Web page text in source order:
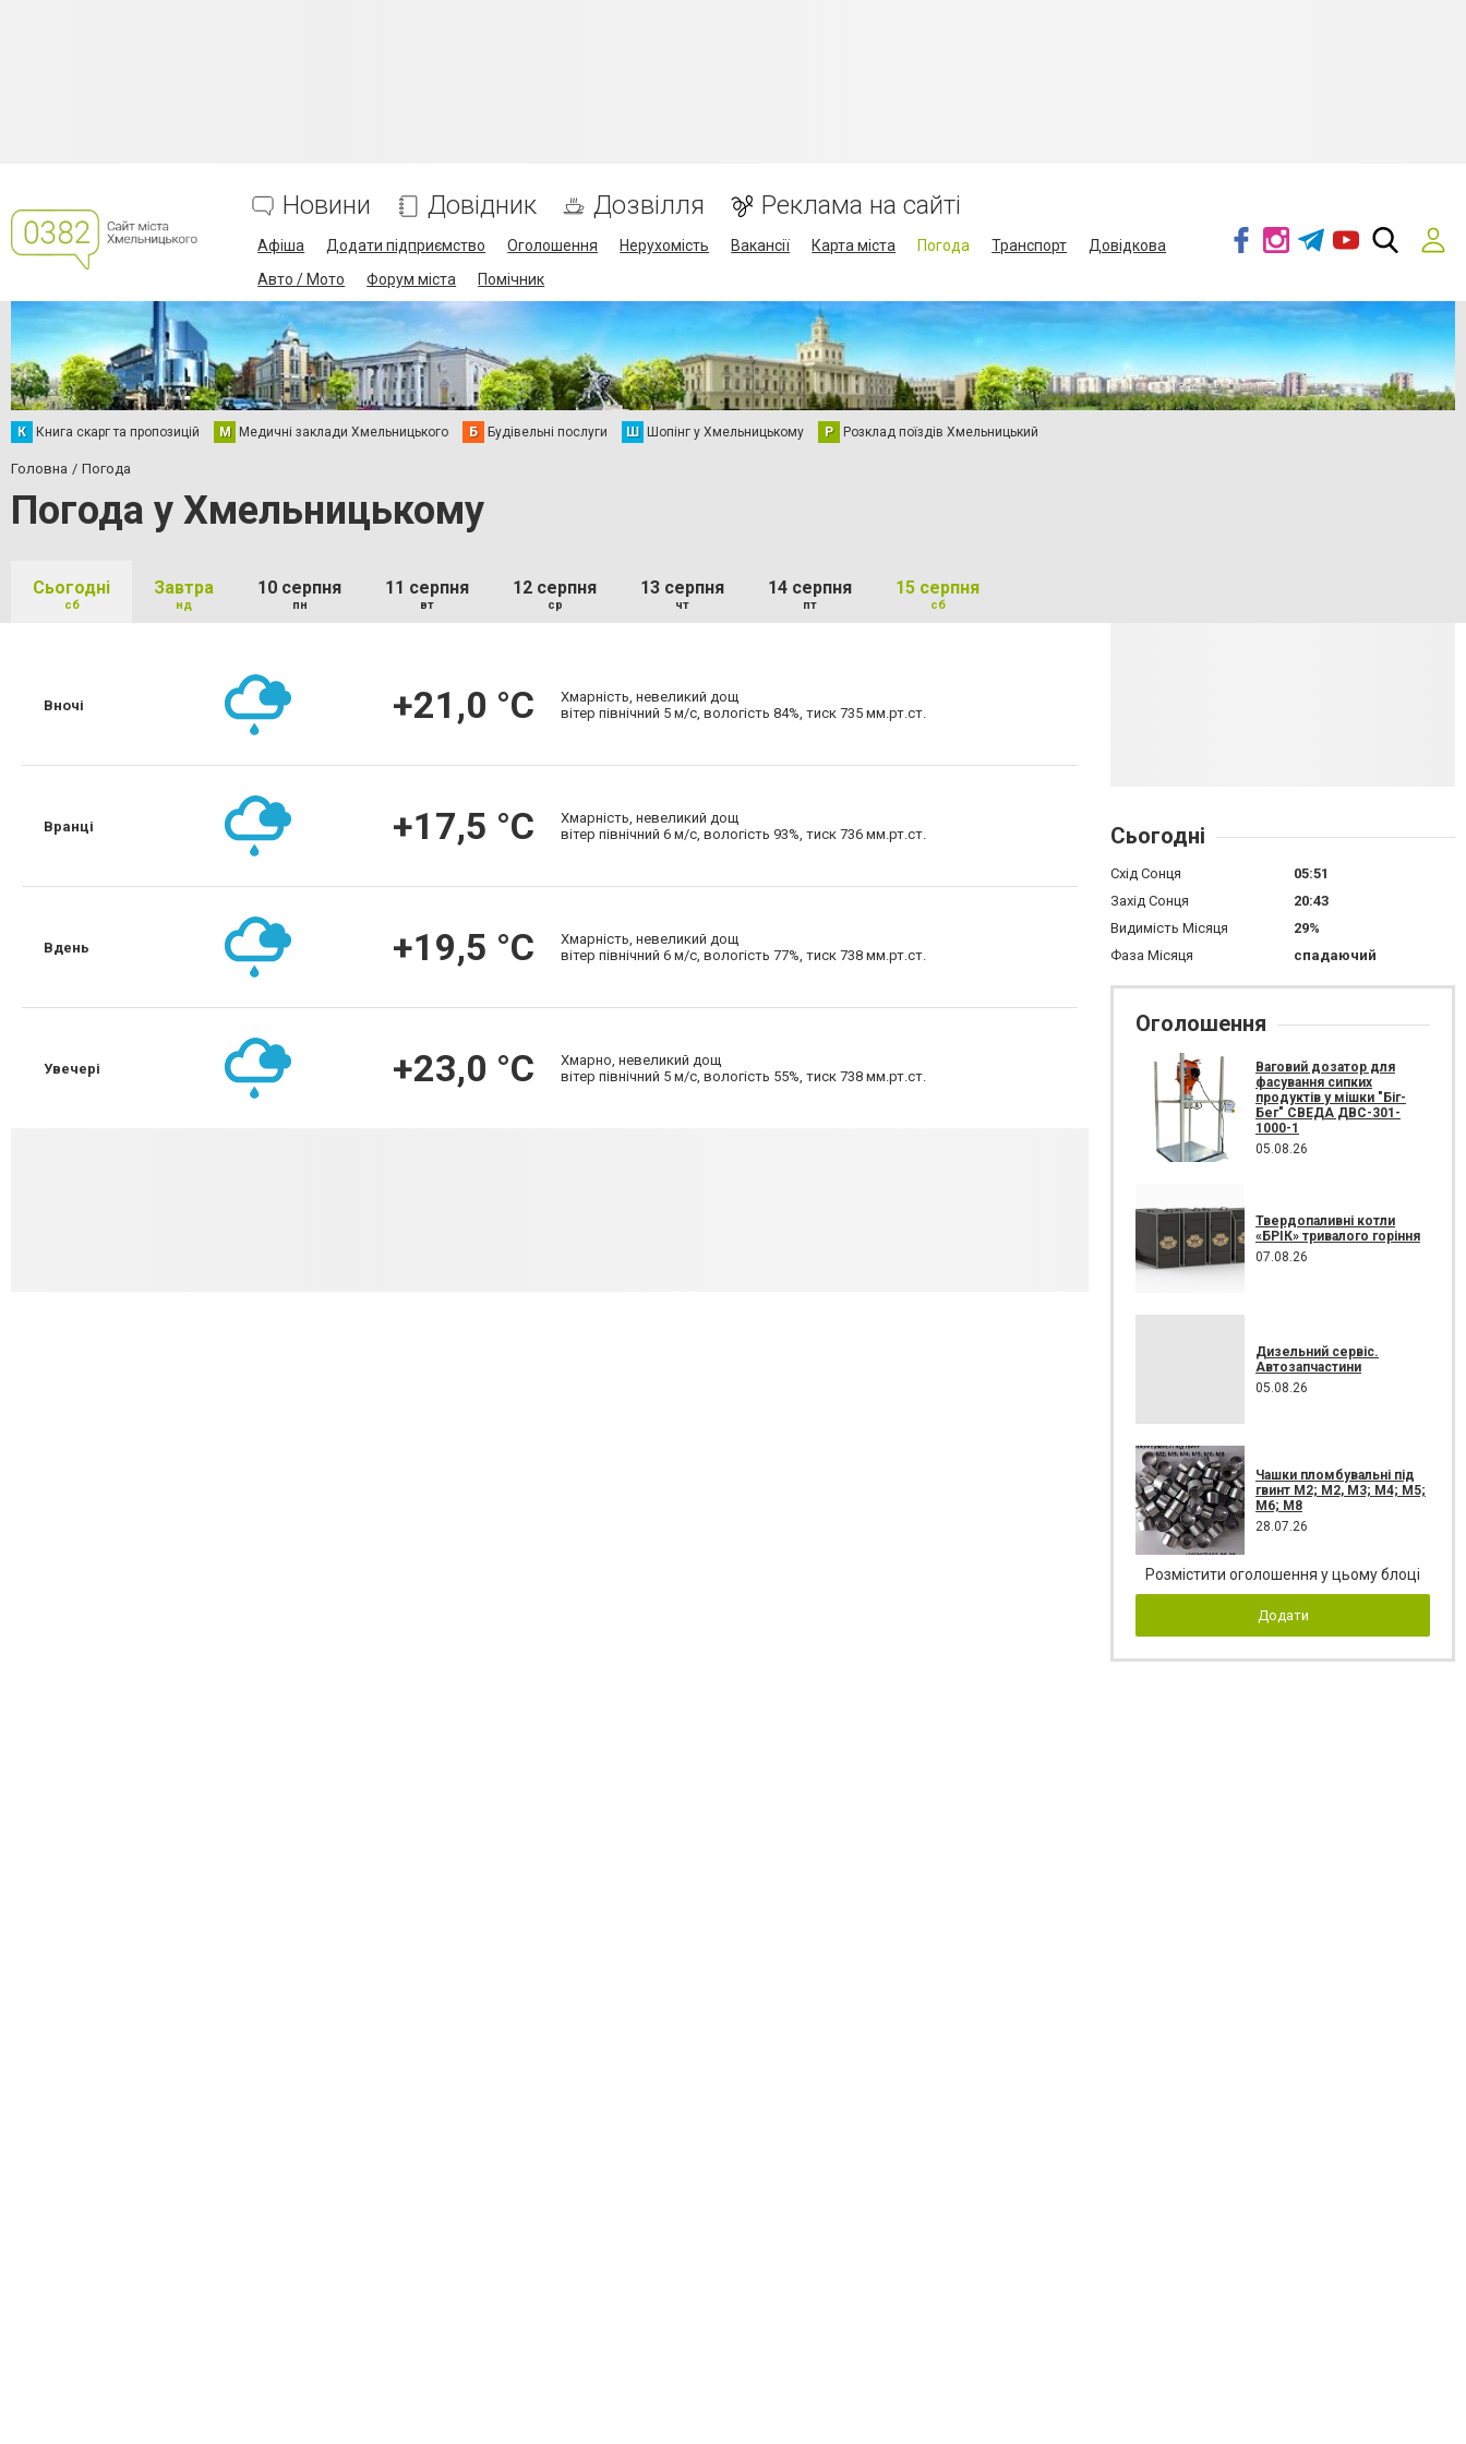
Новини Довідник Дозвілля Реклама на сайті
Афіша Додати підприємство Оголошення Нерухомість Вакансії Карта міста Погода Транспорт
Довідкова
Авто / Мото
Форум міста Помічник
К Книга скарг та пропозицій М Медичні заклади Хмельницького Б Будівельні послуги Ш Шопінг у Хмельницькому Р Розклад поїздів Хмельницький
Головна Погода
Погода у Хмельницькому
Сьогодні
сб
Завтра
нд
10 серпня
пн
11 серпня
вт
12 серпня
ср
13 серпня
чт
14 серпня
пт
15 серпня
сб
Вночі +21,0 °С
Хмарність, невеликий дощ
вітер північний 5 м/с, вологість 84%, тиск 735 мм.рт.ст.
Вранці +17,5 °С
Хмарність, невеликий дощ
вітер північний 6 м/с, вологість 93%, тиск 736 мм.рт.ст.
Вдень +19,5 °С
Хмарність, невеликий дощ
вітер північний 6 м/с, вологість 77%, тиск 738 мм.рт.ст.
Увечері +23,0 °С
Хмарно, невеликий дощ
вітер північний 5 м/с, вологість 55%, тиск 738 мм.рт.ст.
Сьогодні
Схід Сонця
05:51
Захід Сонця
20:43
Видимість Місяця
29%
Фаза Місяця
спадаючий
Оголошення
Ваговий дозатор для
фасування сипких
продуктів у мішки "Біг-
Бег" СВЕДА ДВС-301-
1000-1
05.08.26
Твердопаливні котли
«БРІК» тривалого горіння
07.08.26
Дизельний сервіс.
Автозапчастини
05.08.26
Чашки пломбувальні під
гвинт М2; М2, М3; М4; М5;
М6; М8
28.07.26
Розмістити оголошення у цьому блоці
Додати